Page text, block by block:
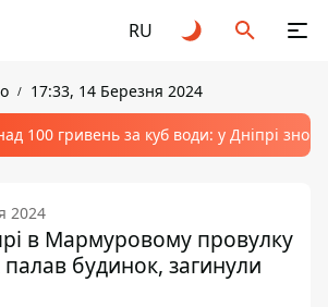
RU
17:33, 14 Березня 2024
100 гривень за куб води: у Дніпрі
2024
в Мармуровому провулку
будинок, загинули